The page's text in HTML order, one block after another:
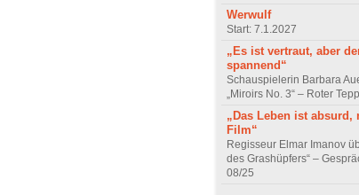
Werwulf
Start: 7.1.2027
„Es ist vertraut, aber
spannend“
Schauspielerin Barbara
„Miroirs No. 3“ – Roter
„Das Leben ist absurd,
Film“
Regisseur Elmar Imanov
des Grashüpfers“ –
08/25